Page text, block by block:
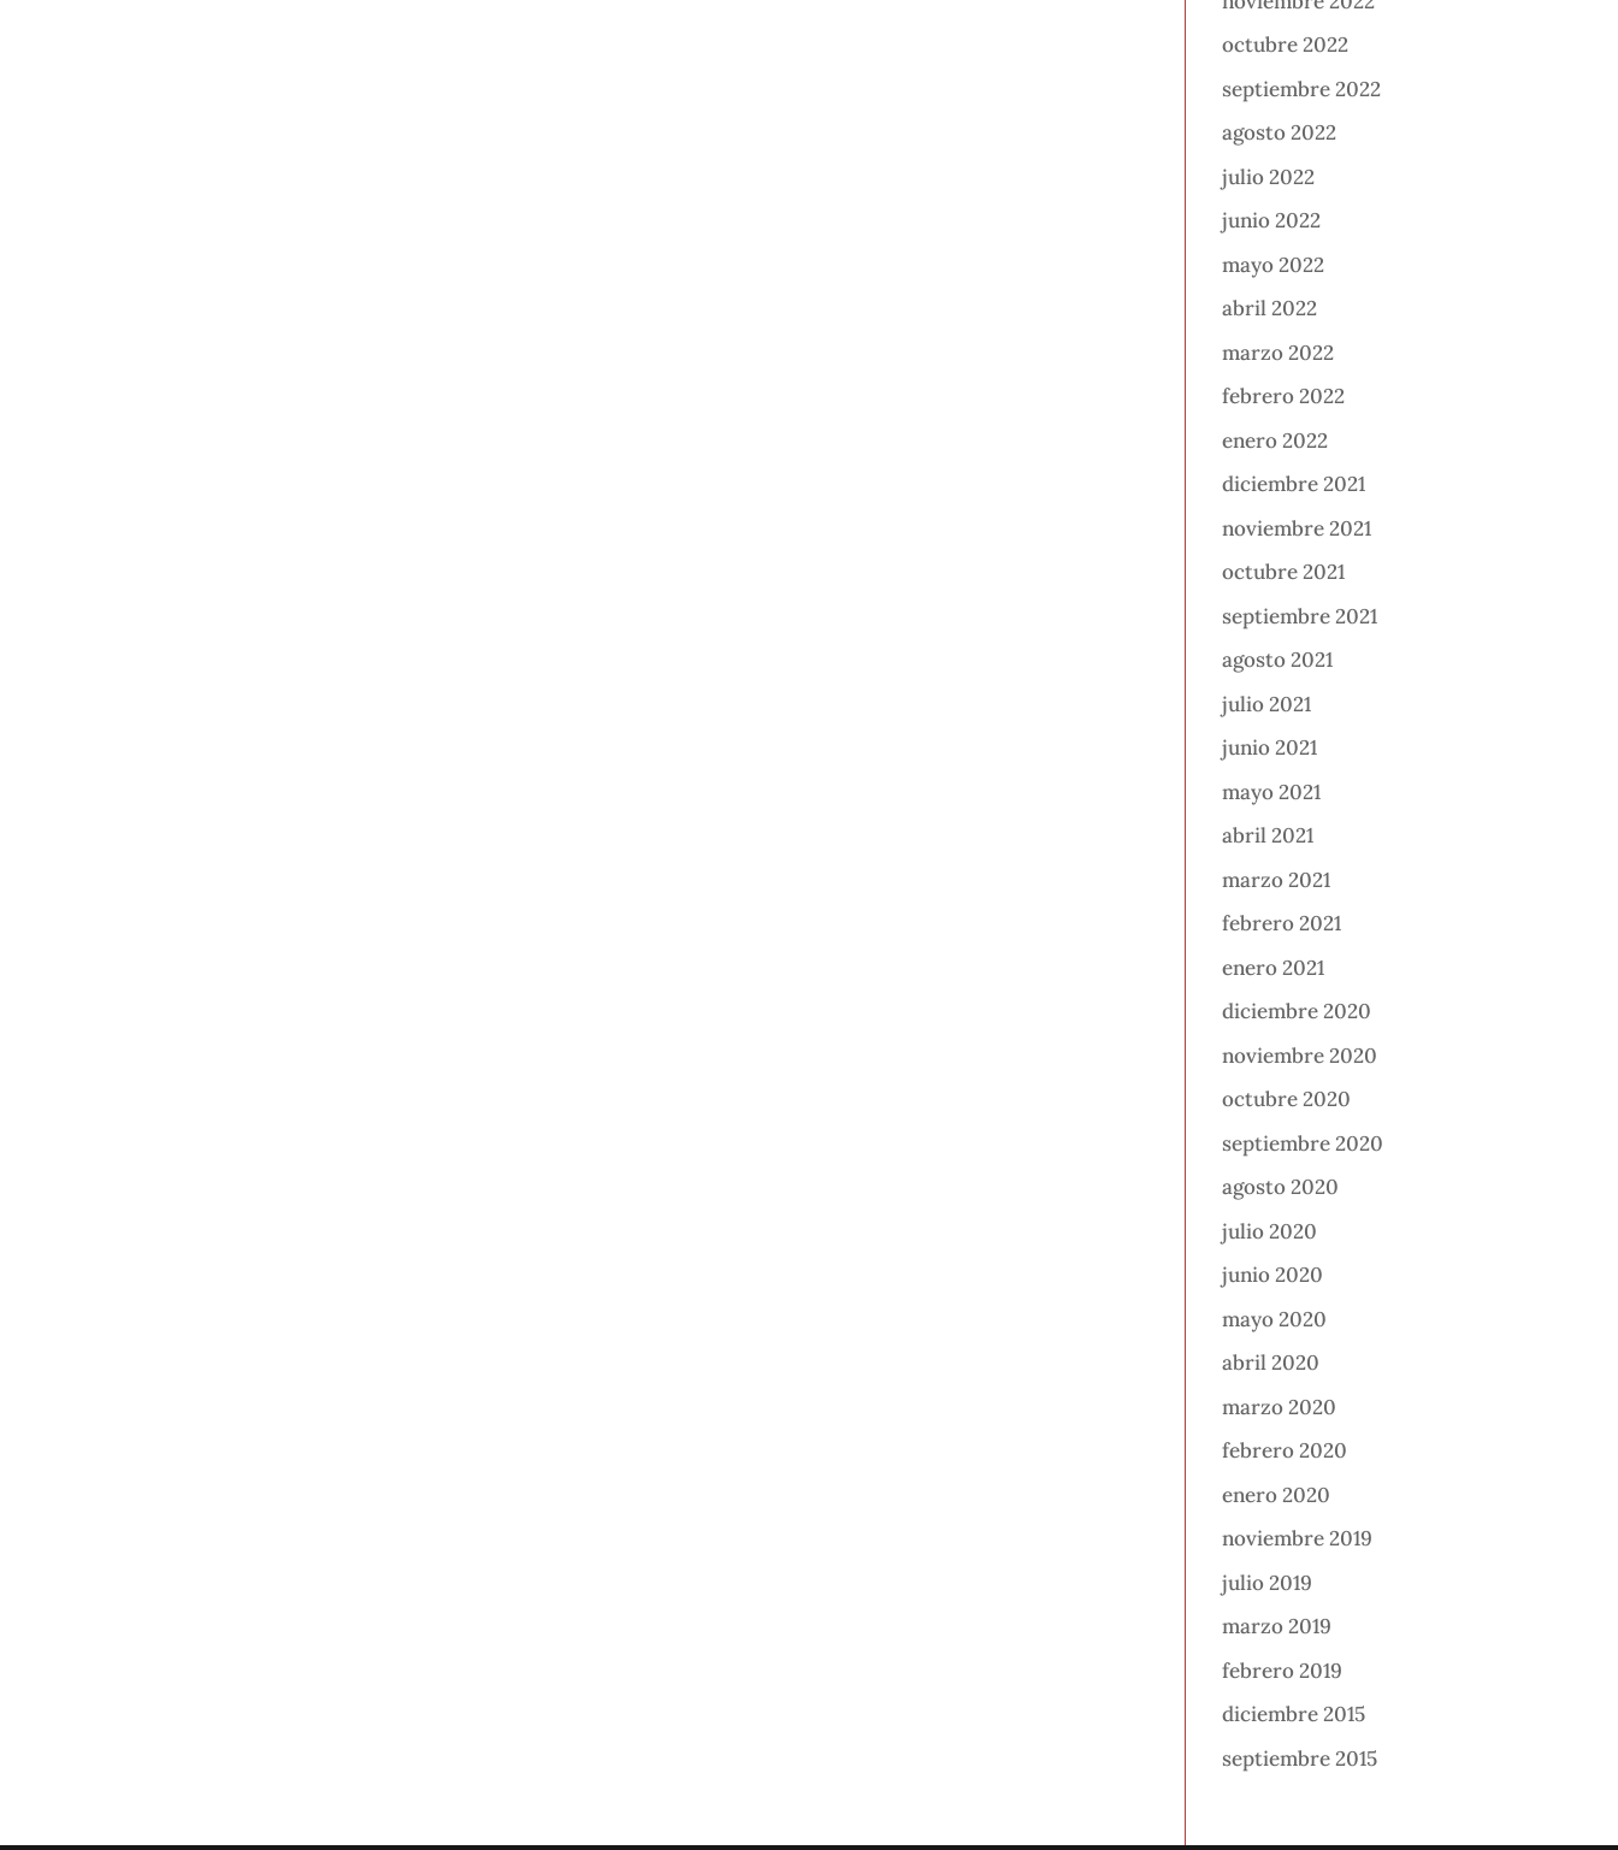
octubre 2022
septiembre 2022
agosto 2022
julio 2022
junio 2022
mayo 2022
abril 2022
marzo 2022
febrero 2022
enero 2022
diciembre 2021
noviembre 2021
octubre 2021
septiembre 2021
agosto 2021
julio 2021
junio 2021
mayo 2021
abril 2021
marzo 2021
febrero 2021
enero 2021
diciembre 2020
noviembre 2020
octubre 2020
septiembre 2020
agosto 2020
julio 2020
junio 2020
mayo 2020
abril 2020
marzo 2020
febrero 2020
enero 2020
noviembre 2019
julio 2019
marzo 2019
febrero 2019
diciembre 2015
septiembre 2015